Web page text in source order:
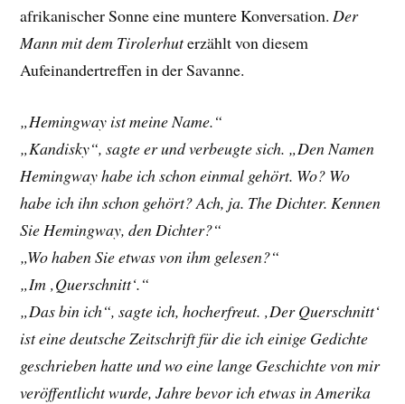
afrikanischer Sonne eine muntere Konversation.Der
Mann mit dem Tirolerhuterzählt von diesem
Aufeinandertreffen in der Savanne.
„Hemingway ist meine Name.“
„Kandisky“, sagte er und verbeugte sich. „Den Namen
Hemingway habe ich schon einmal gehört. Wo? Wo
habe ich ihn schon gehört? Ach, ja. The Dichter. Kennen
Sie Hemingway, den Dichter?“
„Wo haben Sie etwas von ihm gelesen?“
„Im ‚Querschnitt‘.“
„Das bin ich“, sagte ich, hocherfreut. ‚Der Querschnitt‘
ist eine deutsche Zeitschrift für die ich einige Gedichte
geschrieben hatte und wo eine lange Geschichte von mir
veröffentlicht wurde, Jahre bevor ich etwas in Amerika